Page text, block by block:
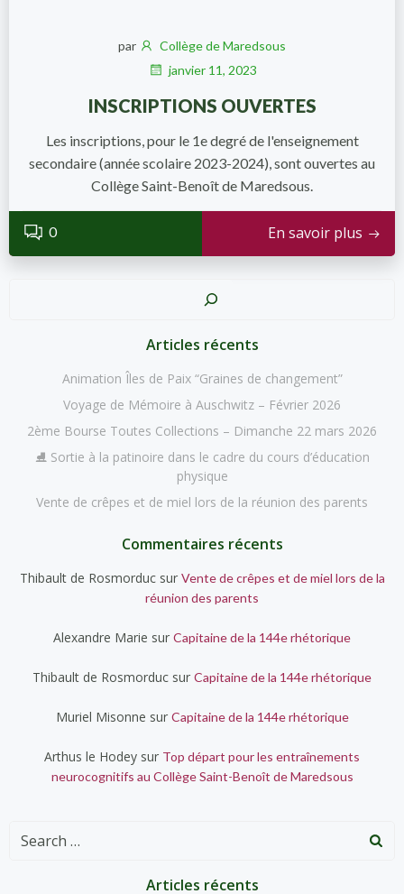
par
Collège de Maredsous
janvier 11, 2023
INSCRIPTIONS OUVERTES
Les inscriptions, pour le 1e degré de l'enseignement
secondaire (année scolaire 2023-2024), sont ouvertes au
Collège Saint-Benoît de Maredsous.
0 En savoir plus
Articles récents
Animation Îles de Paix “Graines de changement”
Voyage de Mémoire à Auschwitz – Février 2026
2ème Bourse Toutes Collections – Dimanche 22 mars 2026
⛸️ Sortie à la patinoire dans le cadre du cours d’éducation
physique
Vente de crêpes et de miel lors de la réunion des parents
Commentaires récents
Thibault de Rosmorducsur Vente de crêpes et de miel lors de la
réunion des parents
Alexandre Marie sur Capitaine de la 144e rhétorique
Thibault de Rosmorduc sur Capitaine de la 144e rhétorique
Muriel Misonne sur Capitaine de la 144e rhétorique
Arthus le Hodey sur Top départ pour les entraînements
neurocognitifs au Collège Saint-Benoît de Maredsous
Search
Articles récents